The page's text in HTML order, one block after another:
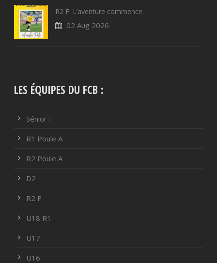
R2 F: L’aventure commence.
02 Aug 2026
LES ÉQUIPES DU FCB :
Sénior :
R1 Poule A
R2 Poule A
D2
R2 F
U18 R1
U17
U16